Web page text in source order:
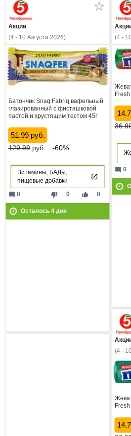
Акции
(4 - 10 Августа 2026)
Батончик Snaq Fabriq вафельный
глазированный с фисташковой
пастой и хрустящим тестом 45г
51.99 руб.
129.99руб. -60%
Витамины, БАДы,
пищевые добавки
thumb_down 0 thumb_up 0
mode_comment 0
Осталось 4дня
(4 -
mode_comment 0
(4 -